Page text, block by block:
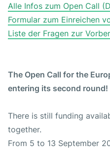
Alle Infos zum Open Call
Formular zum Einreichen
Liste der Fragen zur
The Open Call for the
entering its second round!
There is still funding
together.
From 5 to 13 September